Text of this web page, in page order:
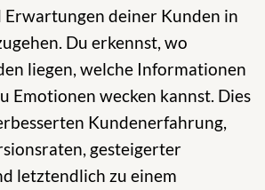
Erwartungen deiner Kunden in
Du erkennst, wo
liegen, welche Informationen
Emotionen wecken kannst. Dies
Kundenerfahrung,
gesteigerter
letztendlich zu einem